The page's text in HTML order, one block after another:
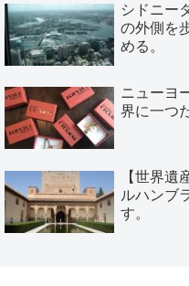
シドニー
の外側を
める。
ニューヨ
界に一つ
【世界遺
ルハンブ
す。